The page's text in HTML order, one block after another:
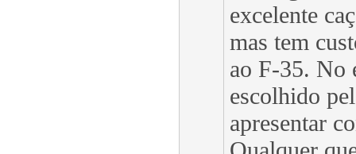
excelente
mas tem
ao F-35. No
escolhido
apresentar